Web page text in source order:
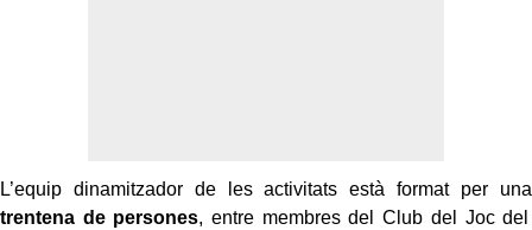
L’equip dinamitzador de les activitats està format per una
trentena de persones, entre membres del Club del Joc del